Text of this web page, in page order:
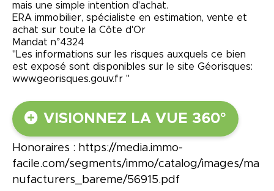
mais une simple intention d'achat.
ERA immobilier, spécialiste en estimation, vente et
achat sur toute la Côte d'Or
Mandat n°4324
"Les informations sur les risques auxquels ce bien
est exposé sont disponibles sur le site Géorisques:
www.georisques.gouv.fr "
VISIONNEZ LA VUE 360°
Honoraires : https://media.immo-
facile.com/segments/immo/catalog/images/ma
nufacturers_bareme/56915.pdf